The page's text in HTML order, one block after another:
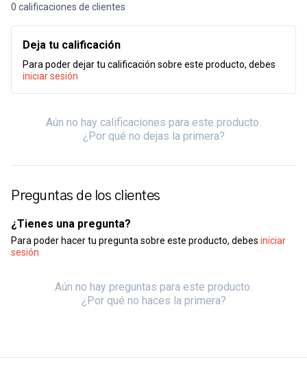
0 calificaciones de clientes
Deja tu calificación
Para poder dejar tu calificación sobre este producto, debes
iniciar sesión
Aún no hay calificaciones para este producto.
¿Por qué no dejas la primera?
Preguntas de los clientes
¿Tienes una pregunta?
Para poder hacer tu pregunta sobre este producto, debes iniciar
sesión
Aún no hay preguntas para este producto.
¿Por qué no haces la primera?